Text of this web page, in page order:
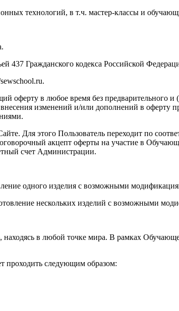
технологий, в т.ч. мастер-классы и
437 Гражданского кодекса Российской
оферту в любое время без
изменений и/или дополнений в оферту
Для этого Пользователь переходит по
акцепт оферты на участие в
счет Администрации.
одного изделия с возможными
нескольких изделий с возможными
в любой точке мира. В рамках
проходить следующим образом: